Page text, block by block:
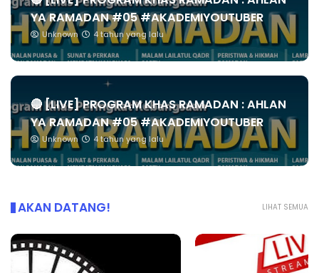
YA RAMADAN #05 #AKADEMIYOUTUBER
Unknown 4 tahun yang lalu
🔴 [LIVE] PROGRAM KHAS RAMADAN : AHLAN
YA RAMADAN #05 #AKADEMIYOUTUBER
Unknown 4 tahun yang lalu
LIHAT SEMUA
AKAN DATANG!